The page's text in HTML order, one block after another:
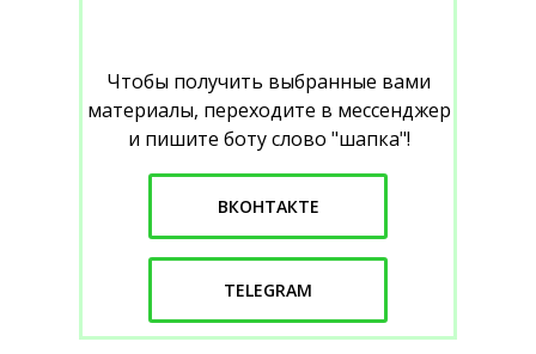
Чтобы получить выбранные вами
материалы, переходите в мессенджер
и пишите боту слово "шапка"!
ВКОНТАКТЕ
TELEGRAM